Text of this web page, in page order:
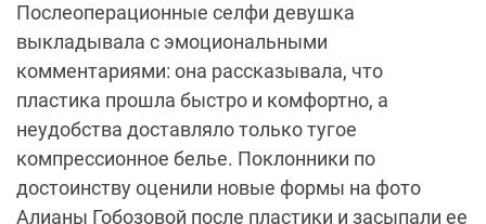
Послеоперационные селфи девушка
выкладывала с эмоциональными
комментариями: она рассказывала, что
пластика прошла быстро и комфортно, а
неудобства доставляло только тугое
компрессионное белье. Поклонники по
достоинству оценили новые формы на фото
Алианы Гобозовой после пластики и засыпали ее